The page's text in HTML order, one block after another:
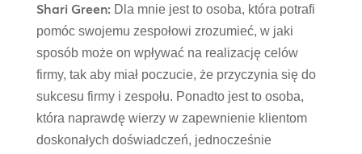
Shari Green:Dla mnie jest to osoba, która potrafi
pomóc swojemu zespołowi zrozumieć, w jaki
sposób może on wpływać na realizację celów
firmy, tak aby miał poczucie, że przyczynia się do
sukcesu firmy i zespołu. Ponadto jest to osoba,
która naprawdę wierzy w zapewnienie klientom
doskonałych doświadczeń, jednocześnie